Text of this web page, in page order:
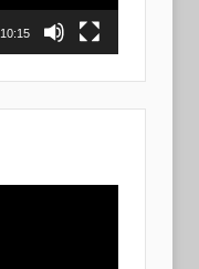
10:15